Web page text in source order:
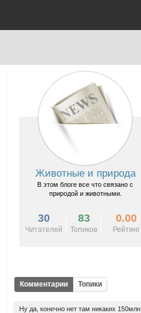
Животные и природа
В этом блоге все что связано с
природой и животными.
30
Читателей
83
Топиков
0.00
Рейтинг
Комментарии Топики
Ну да, конечно нет там никаких 150млн